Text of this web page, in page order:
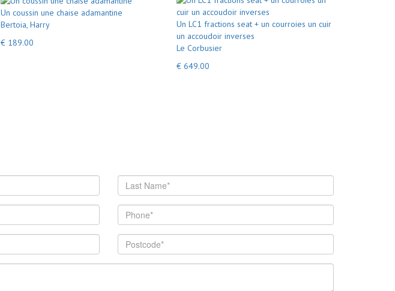
Un coussin une chaise adamantine
Bertoia, Harry
€ 189.00
Un LC1 fractions seat + un courroies un cuir
un accoudoir inverses
Le Corbusier
€ 649.00